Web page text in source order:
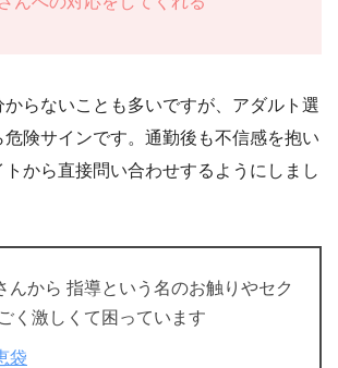
らないことも多いですが、アダルト選
険サインです。通勤後も不信感を抱い
から直接問い合わせするようにしまし
んから 指導という名のお触りやセク
く激しくて困っています
袋